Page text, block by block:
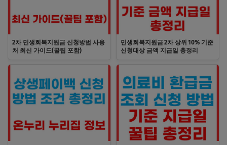
2차 민생회복지원금 신청방법 사용
처 최신 가이드(꿀팁 포함)
민생회복지원금 2차 상위 10% 기준
신청대상 금액 지급일 총정리